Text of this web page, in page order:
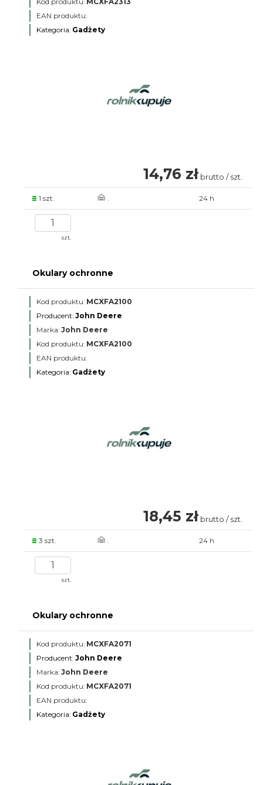
EAN produktu:
Kategoria: Gadżety
14,76 zł brutto / szt.
1 szt. . 24 h
szt.
Okulary ochronne
Kod produktu: MCXFA2100
Producent: John Deere
Marka: John Deere
Kod produktu: MCXFA2100
EAN produktu:
Kategoria: Gadżety
18,45 zł brutto / szt.
3 szt. . 24 h
szt.
Okulary ochronne
Kod produktu: MCXFA2071
Producent: John Deere
Marka: John Deere
Kod produktu: MCXFA2071
EAN produktu:
Kategoria: Gadżety